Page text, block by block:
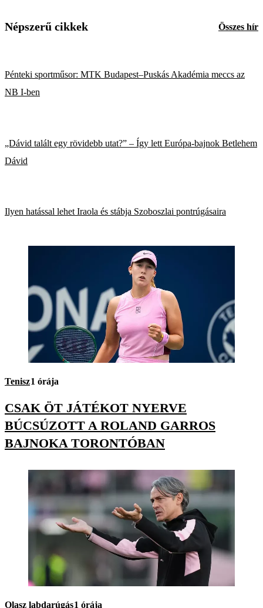
Népszerű cikkek Összes hír
Pénteki sportműsor: MTK Budapest–Puskás Akadémia meccs az
NB I-ben
„Dávid talált egy rövidebb utat?” – Így lett Európa-bajnok Betlehem
Dávid
Ilyen hatással lehet Iraola és stábja Szoboszlai pontrúgásaira
Tenisz1 órája
CSAK ÖT JÁTÉKOT NYERVE
BÚCSÚZOTT A ROLAND GARROS
BAJNOKA TORONTÓBAN
Olasz labdarúgás1 órája